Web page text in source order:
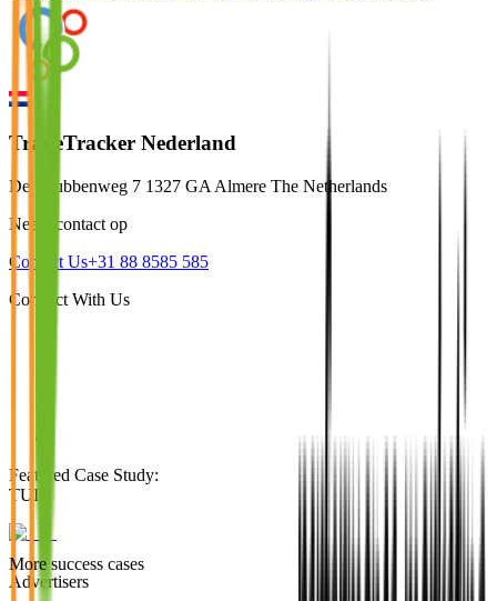
TradeTracker Nederland
De Strubbenweg 7 1327 GA Almere The Netherlands
Neem contact op
Contact Us+31 88 8585 585
Connect With Us
Featured Case Study:
TUI
More success cases
Advertisers